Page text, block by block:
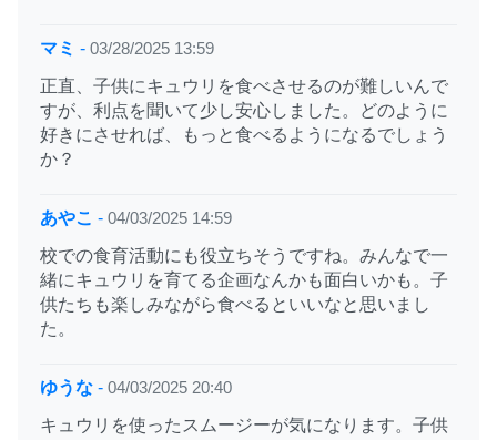
マミ - 03/28/2025 13:59
正直、子供にキュウリを食べさせるのが難しいんで
すが、利点を聞いて少し安心しました。どのように
好きにさせれば、もっと食べるようになるでしょう
か？
あやこ - 04/03/2025 14:59
校での食育活動にも役立ちそうですね。みんなで一
緒にキュウリを育てる企画なんかも面白いかも。子
供たちも楽しみながら食べるといいなと思いまし
た。
ゆうな - 04/03/2025 20:40
キュウリを使ったスムージーが気になります。子供